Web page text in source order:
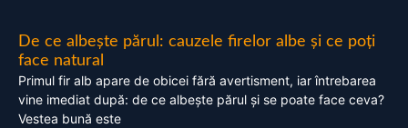
De ce albește părul: cauzele firelor albe și ce poți
face natural
Primul fir alb apare de obicei fără avertisment, iar întrebarea
vine imediat după: de ce albește părul și se poate face ceva?
Vestea bună este